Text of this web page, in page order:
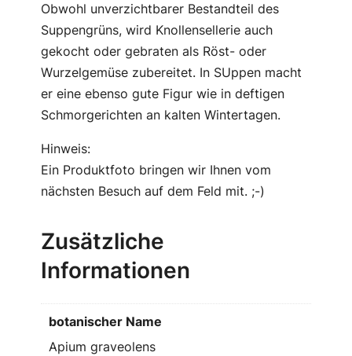
Obwohl unverzichtbarer Bestandteil des
Suppengrüns, wird Knollensellerie auch
gekocht oder gebraten als Röst- oder
Wurzelgemüse zubereitet. In SUppen macht
er eine ebenso gute Figur wie in deftigen
Schmorgerichten an kalten Wintertagen.
Hinweis:
Ein Produktfoto bringen wir Ihnen vom
nächsten Besuch auf dem Feld mit. ;-)
Zusätzliche
Informationen
botanischer Name
Apium graveolens